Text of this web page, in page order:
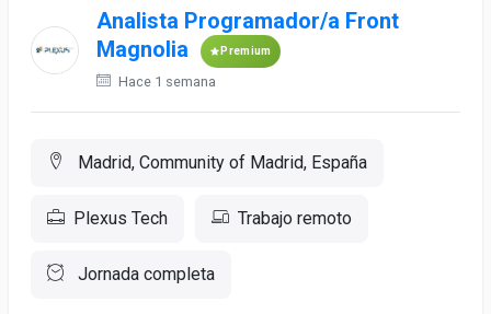
Analista Programador/a Front
Magnolia
Premium
Hace 1 semana
Madrid, Community of Madrid, España
Plexus Tech Trabajo remoto
Jornada completa